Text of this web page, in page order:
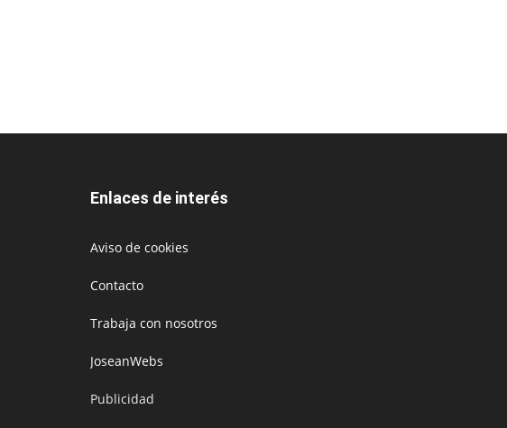
Enlaces de interés
Aviso de cookies
Contacto
Trabaja con nosotros
JoseanWebs
Publicidad